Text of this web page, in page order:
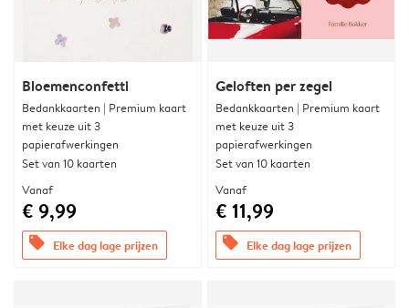
Bloemenconfetti
Bedankkaarten | Premium kaart
met keuze uit 3
papierafwerkingen
Set van 10 kaarten
Vanaf
€ 9,99
offers Elke dag lage prijzen
Geloften per zegel
Bedankkaarten | Premium kaart
met keuze uit 3
papierafwerkingen
Set van 10 kaarten
Vanaf
€ 11,99
offers Elke dag lage prijzen